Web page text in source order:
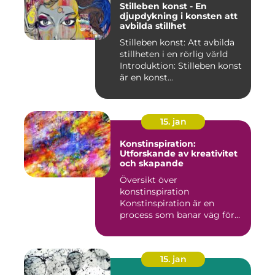
Stilleben konst - En
djupdykning i konsten att
avbilda stillhet
Stilleben konst: Att avbilda
stillheten i en rörlig värld
Introduktion: Stilleben konst
är en konst...
15. jan
Konstinspiration:
Utforskande av kreativitet
och skapande
Översikt över
konstinspiration
Konstinspiration är en
process som banar väg för
15. jan